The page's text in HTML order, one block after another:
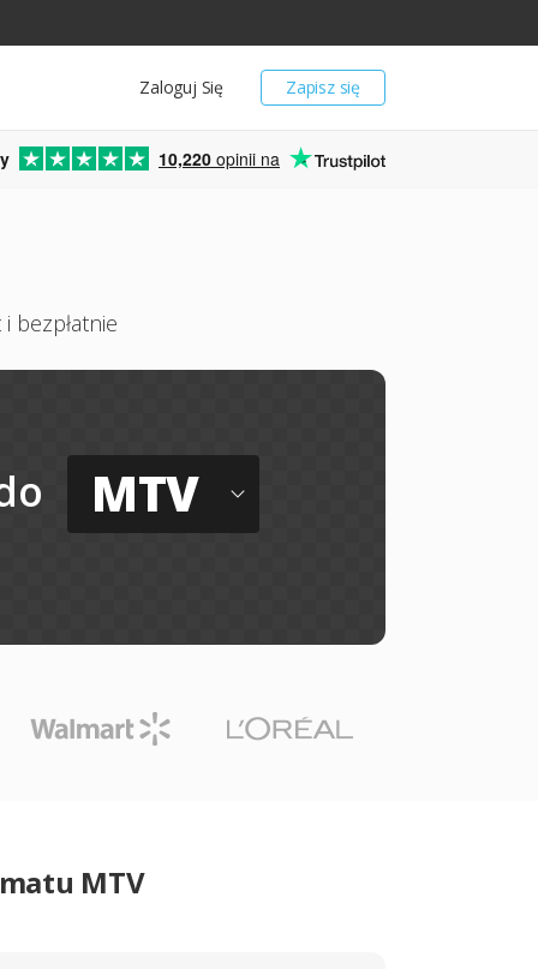
Zapisz się
Zaloguj Się
10,220 opinii na
bezpłatnie
MTV
MTV